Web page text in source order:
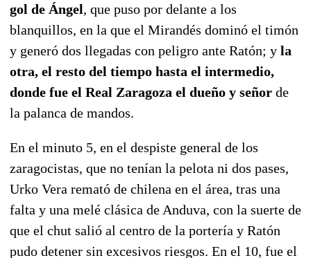
gol de Ángel, que puso por delante a los
blanquillos, en la que el Mirandés dominó el timón
y generó dos llegadas con peligro ante Ratón; y la
otra, el resto del tiempo hasta el intermedio,
donde fue el Real Zaragoza el dueño y señor de
la palanca de mandos.
En el minuto 5, en el despiste general de los
zaragocistas, que no tenían la pelota ni dos pases,
Urko Vera remató de chilena en el área, tras una
falta y una melé clásica de Anduva, con la suerte de
que el chut salió al centro de la portería y Ratón
pudo detener sin excesivos riesgos. En el 10, fue el